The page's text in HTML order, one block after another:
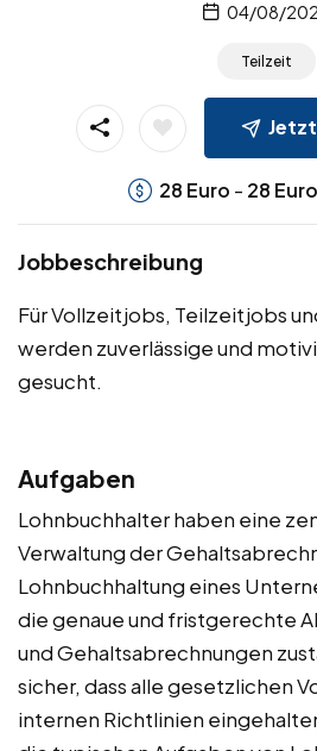
04/08/
Teilzeit
28 Euro - 28 Euro
Jobbeschreibung
Für Vollzeitjobs, Teilzeitjobs
werden zuverlässige und
gesucht.
Aufgaben
Lohnbuchhalter haben eine
Verwaltung der
Lohnbuchhaltung eines
die genaue und fristgerechte
und Gehaltsabrechnungen
sicher, dass alle gesetzlichen
internen Richtlinien